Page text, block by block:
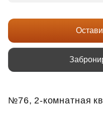
№76, 2-комнатная